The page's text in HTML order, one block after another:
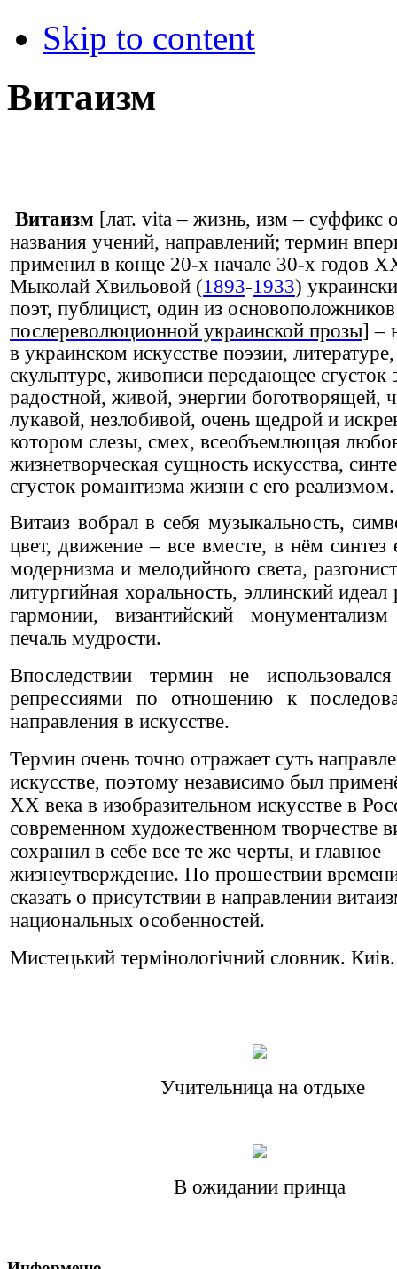
Skip to content
Витаизм
Витаизм [лат. vita – жизнь, изм – суффикс
названия учений, направлений; термин
применил в конце 20-х начале 30-х годов
Мыколай Хвильовой (1893-1933)
поэт, публицист, один из основоположников
послереволюционной украинской прозы] –
в украинском искусстве поэзии, литературе,
скульптуре, живописи передающее сгусток
радостной, живой, энергии боготворящей,
лукавой, незлобивой, очень щедрой и
котором слезы, смех, всеобъемлющая
жизнетворческая сущность искусства,
сгусток романтизма жизни с его реализмом.
Витаиз вобрал в себя музыкальность,
цвет, движение – все вместе, в нём синтез
модернизма и мелодийного света,
литургийная хоральность, эллинский идеал
гармонии, византийский
печаль мудрости.
Впоследствии термин не
репрессиями по отношению к
направления в искусстве.
Термин очень точно отражает суть
искусстве, поэтому независимо был
ХХ века в изобразительном искусстве в
современном художественном творчестве
сохранил в себе все те же черты, и главное
жизнеутверждение. По прошествии
сказать о присутствии в направлении
национальных особенностей.
Мистецький термiнологiчний словник.
Учительница на отдыхе
В ожидании принца